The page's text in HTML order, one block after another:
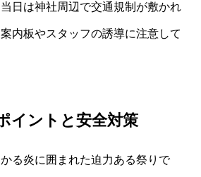
日は神社周辺で交通規制が敷かれ
内板やスタッフの誘導に注意して
イントと安全対策
る炎に囲まれた迫力ある祭りで